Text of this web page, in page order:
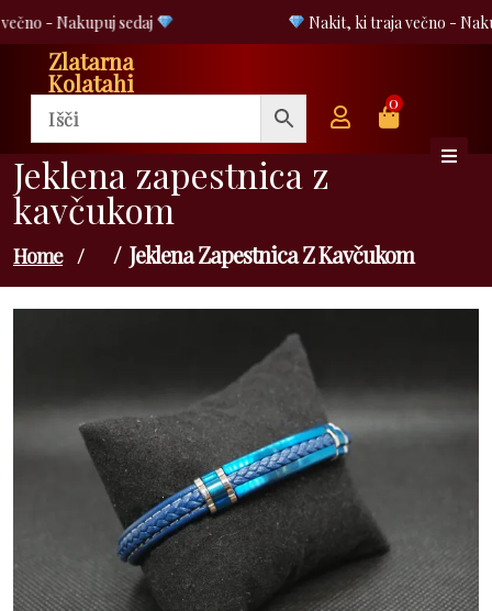
Skip
content
- Nakupuj sedaj Nakit, ki traja večno -
Zlatarna
Kolatahi
0
Jeklena zapestnica z
kavčukom
Home / Jeklena Zapestnica Z Kavčukom